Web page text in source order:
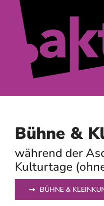
springen
Das Programm
Museumsnacht
AKt.eure
Bühne &
während der
Kulturtage
BÜHNE &